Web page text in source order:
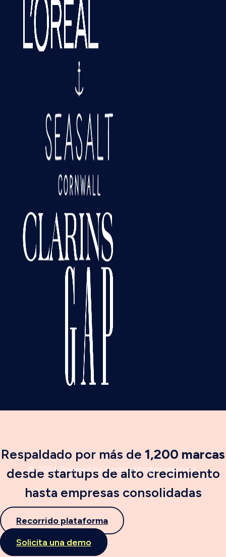
Respaldado por más de 1,200 marcas
desde startups de alto crecimiento
hasta empresas consolidadas
Recorrido plataforma
Solicita una demo
© 2024 Powered by Insider. All rights reserved.